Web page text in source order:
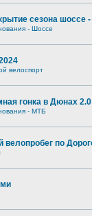
сезона шоссе
- Шоссе
велоспорт
гонка в Дюнах 2.0
- МТБ
велопробег по